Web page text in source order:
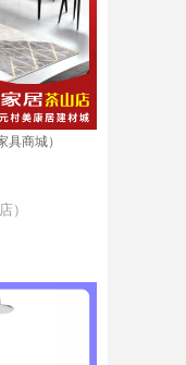
商城）
）